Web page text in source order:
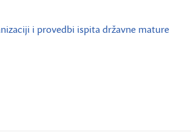
i provedbi ispita državne mature